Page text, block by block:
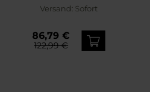
Versand: Sofort
86,79 €
122,99 €